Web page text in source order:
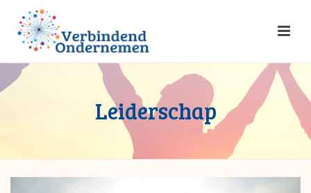
Leiderschap